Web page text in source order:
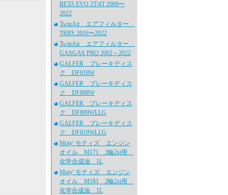
BETA EVO 2T/4T 2009〜
2022
TwinAir エアフィルター
TRRS 2016〜2022
TwinAir エアフィルター
GASGAS PRO 2002～2022
GALFER ブレーキディス
ク DF818W
GALFER ブレーキディス
ク DF808W
GALFER ブレーキディス
ク DF809WLLG
GALFER ブレーキディス
ク DF819WLLG
Moty' モティズ エンジン
オイル M171 2輪2st用
化学合成油 1L
Moty' モティズ エンジン
オイル M181 2輪2st用
化学合成油 1L